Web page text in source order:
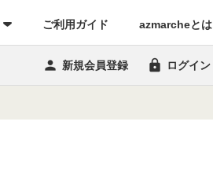
ご利用ガイド (current)azmarcheとは
 新規会員登録  ログイン